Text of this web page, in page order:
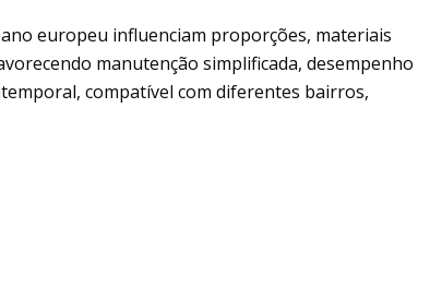
europeu influenciam proporções, materiais
manutenção simplificada, desempenho
compatível com diferentes bairros,